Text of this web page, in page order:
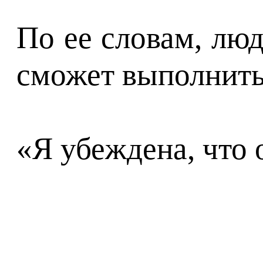
По ее словам,
сможет
«Я убеждена, что